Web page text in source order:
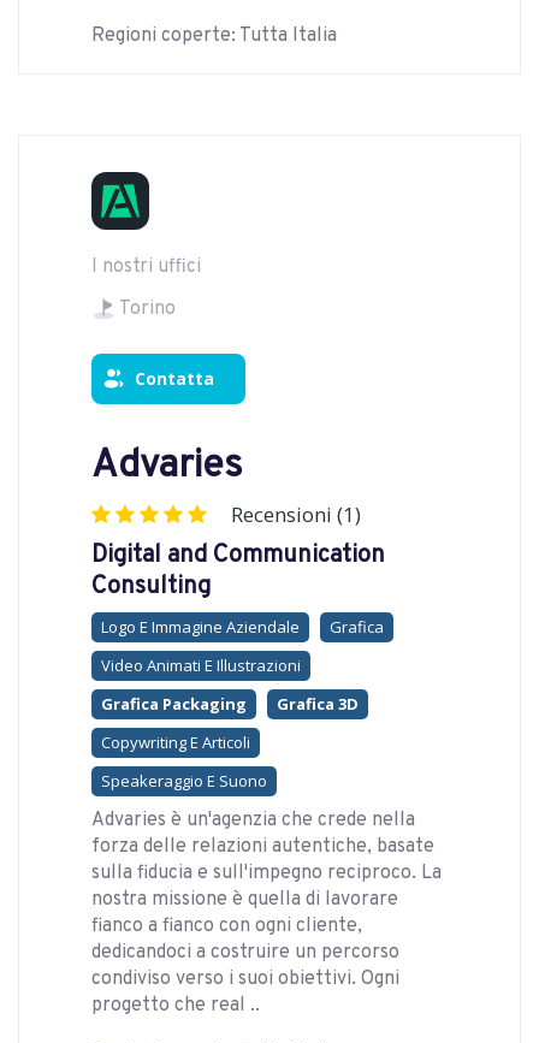
Regioni coperte: Tutta Italia
I nostri uffici
Torino
Contatta
Advaries
Recensioni (1)
Digital and Communication
Consulting
Logo E Immagine Aziendale
Grafica
Video Animati E Illustrazioni
Grafica Packaging
Grafica 3D
Copywriting E Articoli
Speakeraggio E Suono
Advaries è un'agenzia che crede nella
forza delle relazioni autentiche, basate
sulla fiducia e sull'impegno reciproco. La
nostra missione è quella di lavorare
fianco a fianco con ogni cliente,
dedicandoci a costruire un percorso
condiviso verso i suoi obiettivi. Ogni
progetto che real ..